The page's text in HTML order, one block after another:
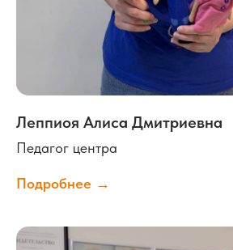
Леппиоя Алиса Дмитриевна
Педагог центра
Подробнее →
Соглаcие на получение рекламно-информационных
Создание сайта